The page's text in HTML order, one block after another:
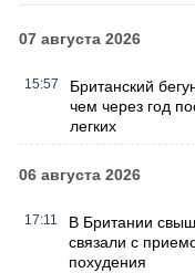
07 августа 2026
15:57
Британский
чем через год
легких
06 августа 2026
17:11
В Британии
связали с
похудения